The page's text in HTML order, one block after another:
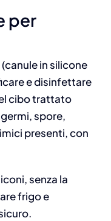
per
in silicone
e disinfettare
cibo trattato
spore,
presenti, con
senza la
frigo e